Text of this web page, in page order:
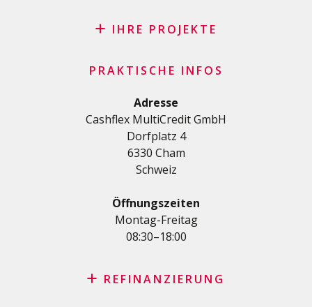
Antrag auf Patenschaft
Wichtige Checkliste
Datenschutzerklärung
IHRE PROJEKTE
Renovierungs/Baukredit
AutoKredit
Kredite für Ihre Ausbildung
Medizinische Kredit
Privatkredit für Selbstständige
KMU-Kredit
Kreditkartenantrag
PRAKTISCHE INFOS
Adresse
Cashflex MultiCredit GmbH
Dorfplatz 4
6330 Cham
Schweiz
Öffnungszeiten
Montag-Freitag
08:30–18:00
REFINANZIERUNG